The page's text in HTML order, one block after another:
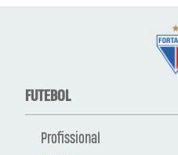
FUTEBOL
Profissional